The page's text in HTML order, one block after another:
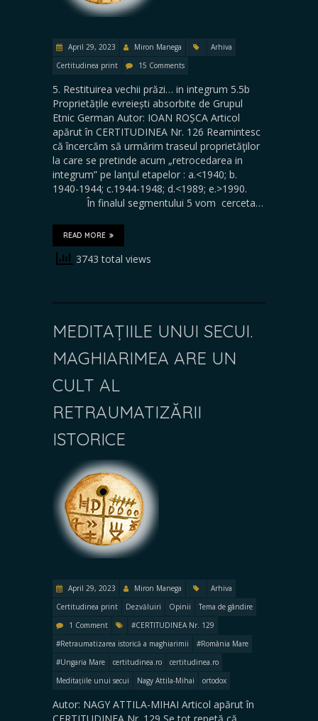
April 29, 2023 Miron Manega
Arhiva
Certitudinea print
15 Comments
5. Restituirea vechii prăzi… in integrum 5.5b
Proprietățile evreiești absorbite de Grupul
Etnic German Autor: IOAN ROȘCA Articol
apărut în CERTITUDINEA Nr. 126 Reamintesc
că încercăm să urmărim traseul proprietăţilor
la care se pretinde acum „retrocedarea in
integrum” pe lanţul etapelor : a.<1940; b.
1940-1944; c.1944-1948; d.<1989; e.>1990.
În finalul segmentului 5 vom cerceta…
READ MORE
3743 total views
MEDITAȚIILE UNUI SECUI.
MAGHIARIMEA ARE UN
CULT AL
RETRAUMATIZĂRII
ISTORICE
April 29, 2023 Miron Manega
Arhiva
Certitudinea print
Dezvăluiri Opinii
Tema de gândire
1 Comment
#CERTITUDINEA Nr. 129
#Retraumatizarea istorică a maghiarimii
#România Mare
#Ungaria Mare
certitudinea.ro
certitudinea.ro
Meditațiile unui secui
Nagy Attila-Mihai ortodox
Autor: NAGY ATTILA-MIHAI Articol apărut în
CERTITUDINEA Nr. 129 Se tot repetă că